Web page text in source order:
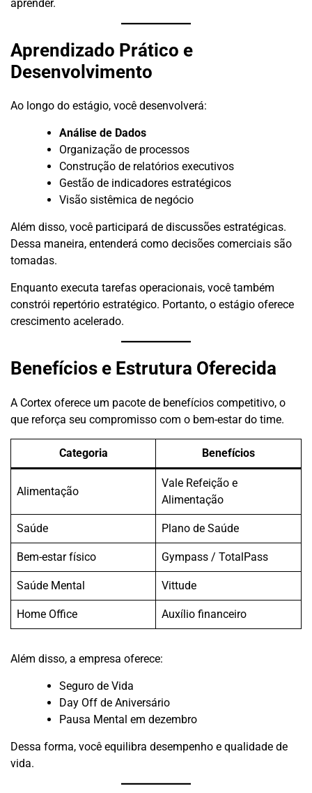
aprender.
Aprendizado Prático e
Desenvolvimento
Ao longo do estágio, você desenvolverá:
Análise de Dados
Organização de processos
Construção de relatórios executivos
Gestão de indicadores estratégicos
Visão sistêmica de negócio
Além disso, você participará de discussões estratégicas.
Dessa maneira, entenderá como decisões comerciais são
tomadas.
Enquanto executa tarefas operacionais, você também
constrói repertório estratégico. Portanto, o estágio oferece
crescimento acelerado.
Benefícios e Estrutura Oferecida
A Cortex oferece um pacote de benefícios competitivo, o
que reforça seu compromisso com o bem-estar do time.
Categoria Benefícios
Alimentação
Vale Refeição e
Alimentação
Saúde Plano de Saúde
Bem-estar físico Gympass / TotalPass
Saúde Mental Vittude
Home Office Auxílio financeiro
Além disso, a empresa oferece:
Seguro de Vida
Day Off de Aniversário
Pausa Mental em dezembro
Dessa forma, você equilibra desempenho e qualidade de
vida.